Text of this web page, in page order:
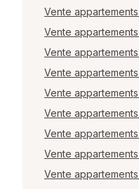
Vente
Vente
Vente
Vente
Vente
Vente
Vente
Vente
Vente